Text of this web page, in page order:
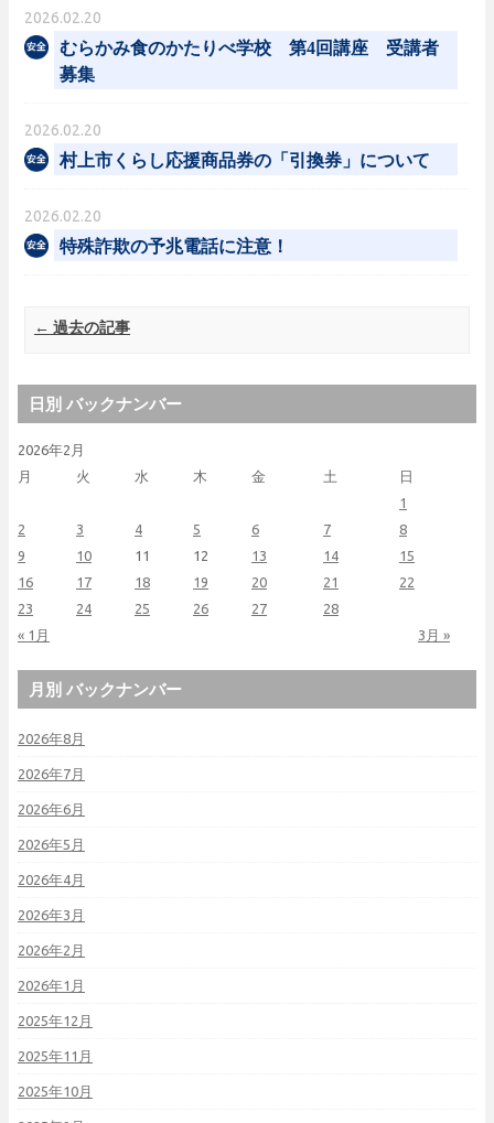
2026.02.20
むらかみ食のかたりべ学校 第4回講座 受講者
募集
2026.02.20
村上市くらし応援商品券の「引換券」について
2026.02.20
特殊詐欺の予兆電話に注意！
Post navigation
← 過去の記事
日別 バックナンバー
2026年2月
月
火 水 木 金 土 日
« 1月 3月 »
1
2
3 4 5 6 7
8
9
10 11 12 13 14
15
16
17 18 19 20 21
22
23
24 25 26 27 28
月別 バックナンバー
2026年8月
2026年7月
2026年6月
2026年5月
2026年4月
2026年3月
2026年2月
2026年1月
2025年12月
2025年11月
2025年10月